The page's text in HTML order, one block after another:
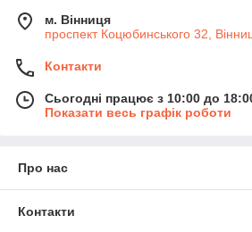
м. Вінниця
проспект Коцюбинського 32,
Контакти
Сьогодні працює з 10:00 до
Показати весь графік роботи
Про нас
Контакти